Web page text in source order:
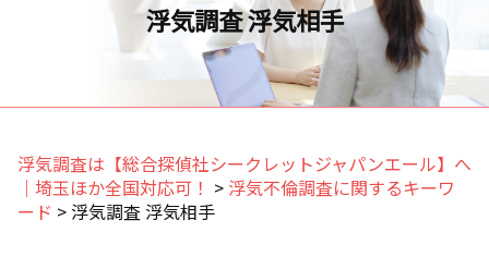
浮気調査 浮気相手
浮気調査は【総合探偵社シークレットジャパンエール】へ
｜埼玉ほか全国対応可！ > 浮気不倫調査に関するキーワ
ード > 浮気調査 浮気相手